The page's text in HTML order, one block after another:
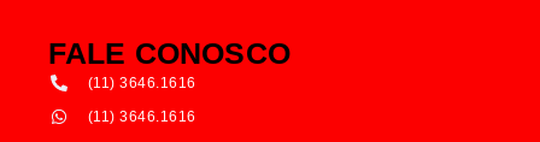
FALE CONOSCO
(11) 3646.1616
(11) 3646.1616